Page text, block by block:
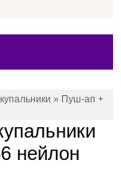
» Пуш-ап +
нейлон